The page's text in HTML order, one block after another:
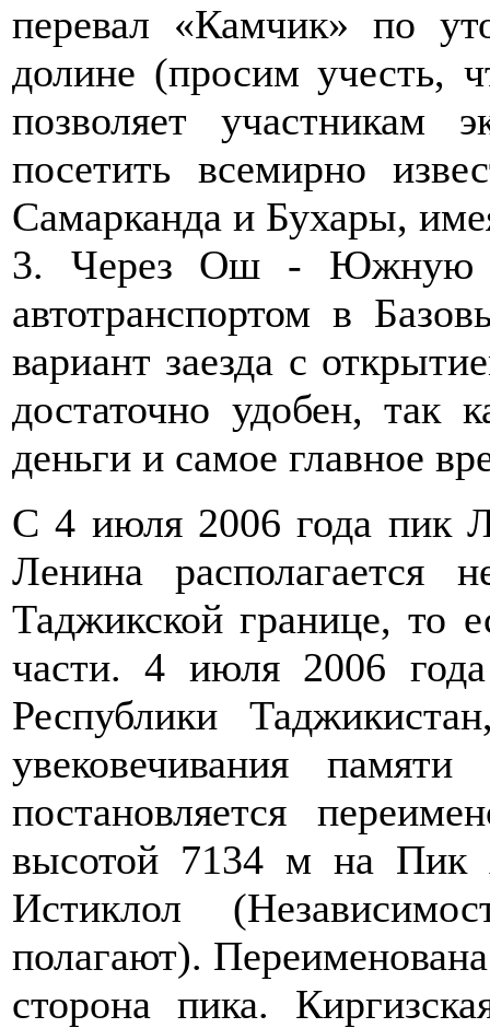
перевал «Камчик» по
долине (просим учесть,
позволяет участникам
посетить всемирно
Самарканда и Бухары,
3. Через Ош - Южную
автотранспортом в
вариант заезда с
достаточно удобен, так
деньги и самое главное
С 4 июля 2006 года пик
Ленина располагается
Таджикской границе, то
части. 4 июля 2006
Республики
увековечивания
постановляется
высотой 7134 м на
Истиклол
полагают).
сторона пика.